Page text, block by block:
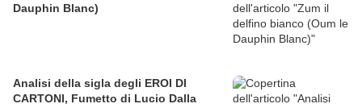
Dauphin Blanc)
Analisi della sigla degli EROI DI
CARTONI, Fumetto di Lucio Dalla